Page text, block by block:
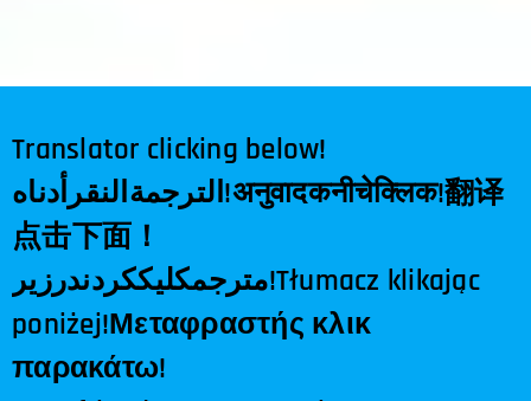
Translator clicking below!
الترجمةالنقرأدناه !अनुवादकनीचेक्लिक!翻译
点击下面！
مترجمکلیککردندرزیر
!Tłumacz klikając
poniżej!Μεταφραστής κλικ
παρακάτω!